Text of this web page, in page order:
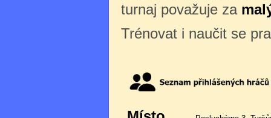
turnaj považuje za
Trénovat i naučit se